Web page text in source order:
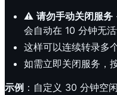
⚠️ 请勿手动关闭服务
会自动在 10 分钟无
这样可以连续转录多
如需立即关闭服务，
示例 ：自定义 30 分钟空